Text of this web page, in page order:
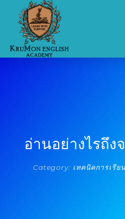
อ่านอย่างไรถึง
Category: เทคนิคการเรียน